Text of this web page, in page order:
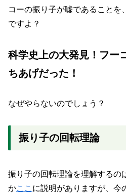
コーの振り子が嘘であることを
ですよ？
科学史上の大発見！フー
ちあげだった！
なぜやらないのでしょう？
振り子の回転理論
振り子の回転理論を理解するの
かここ に説明がありますが、今